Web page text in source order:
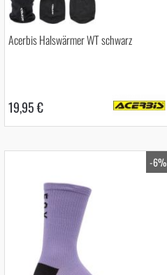
Acerbis Halswärmer WT schwarz
19,95 €
-6%